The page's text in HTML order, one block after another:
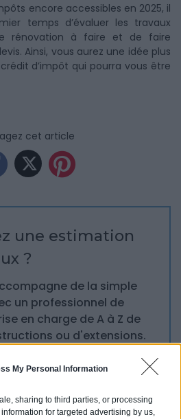
My Personal Information
sharing to third parties, or processing
for targeted advertising by us,
encore accessibles en 2025, il
temps d’évaluer les travaux
rénovation à faire et de faire
Ainsi, vous aurez une idée plus
d’impôt qui pourra vous être
cet article
une estimation
?
de la simple
un professionnel de
en charge de A à Z de
ou d'extensions.
un pro